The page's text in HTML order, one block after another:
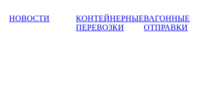
НОВОСТИ
КОНТЕЙНЕРНЫЕ
ПЕРЕВОЗКИ
ВАГОННЫЕ
ОТПРАВКИ